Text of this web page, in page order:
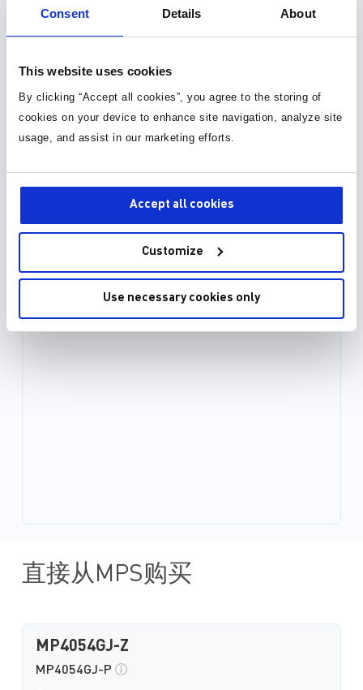
Consent Details About
This website uses cookies
By clicking “Accept all cookies”, you agree to the storing of
cookies on your device to enhance site navigation, analyze site
usage, and assist in our marketing efforts.
Accept all cookies
Customize
Use necessary cookies only
直接从MPS购买
MP4054GJ-Z
MP4054GJ-P